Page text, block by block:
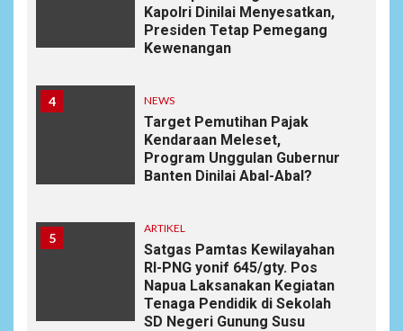
Kapolri Dinilai Menyesatkan,
Presiden Tetap Pemegang
Kewenangan
4 NEWS
Target Pemutihan Pajak
Kendaraan Meleset,
Program Unggulan Gubernur
Banten Dinilai Abal-Abal?
5
ARTIKEL
Satgas Pamtas Kewilayahan
RI-PNG yonif 645/gty. Pos
Napua Laksanakan Kegiatan
Tenaga Pendidik di Sekolah
SD Negeri Gunung Susu